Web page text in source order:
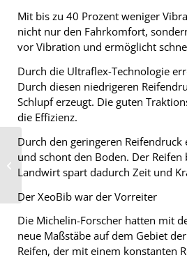
Mit bis zu 40 Prozent weniger
nicht nur den Fahrkomfort,
vor Vibration und ermöglicht
Durch die Ultraflex-Technologie
Durch diesen niedrigeren
Schlupf erzeugt. Die guten
die Effizienz.
Durch den geringeren
und schont den Boden. Der
Landwirt spart dadurch Zeit und
Der XeoBib war der Vorreiter
Die Michelin-Forscher hatten mit
neue Maßstäbe auf dem Gebiet
Reifen, der mit einem konstanten
In den Nischen zu
Hause